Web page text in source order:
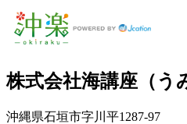
株式会社海講座（う
沖縄県石垣市字川平1287-97